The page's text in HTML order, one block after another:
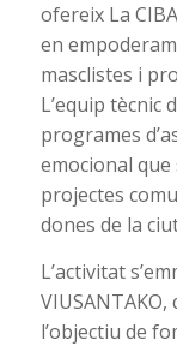
ofereix La
en
masclistes i
L’equip tècnic
programes
emocional que
projectes
dones de la
L’activitat
l’objectiu de